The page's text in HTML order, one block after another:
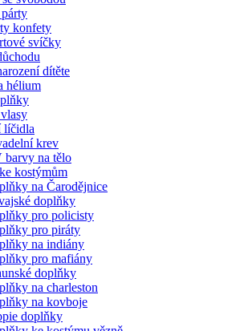
konfety
svíčky
dítěte
hélium
líčidla
krev
barvy na tělo
kostýmům
na Čarodějnice
doplňky
pro policisty
pro piráty
na indiány
pro mafiány
doplňky
na charleston
na kovboje
doplňky